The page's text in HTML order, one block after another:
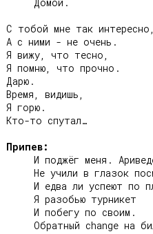
С тобой мне так интересно,
А с ними - не очень.
Я вижу, что тесно,
Я помню, что прочно.
Дарю.
Время, видишь,
Я горю.
Кто-то спутал…
Припев: